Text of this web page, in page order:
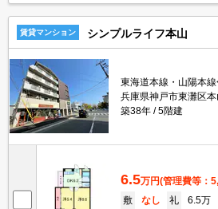
ります。扱いやすい材質が使われ抗菌性
チン付き。
賃貸マンション シンプルライフ本山
東海道本線・山陽本
兵庫県神戸市東灘区
築38年
5階建
6.5万円(管理費等：
敷
なし 礼
6.5万